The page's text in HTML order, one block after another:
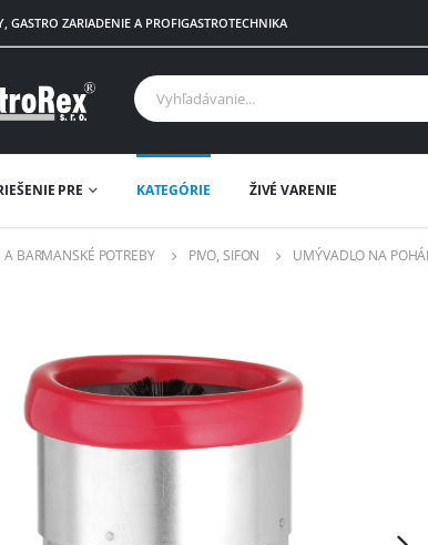
GASTRO ZARIADENIE A PROFIGASTROTECHNIKA
PRE KATEGÓRIE ŽIVÉ VARENIE
A BARMANSKÉ POTREBY PIVO, SIFON UMÝVADLO NA